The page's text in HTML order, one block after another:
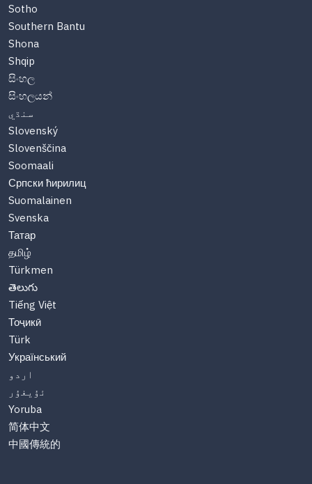
Sotho
Southern Bantu
Shona
Shqip
සිංහල
සිංහලයන්
سنڌي
Slovenský
Slovenščina
Soomaali
Српски ћирилиц
Suomalainen
Svenska
Татар
தமிழ்
Türkmen
తెలుగు
Tiếng Việt
Тоҷикӣ
Türk
Український
اردو
ئۇيغۇر
Yoruba
简体中文
中國傳統的